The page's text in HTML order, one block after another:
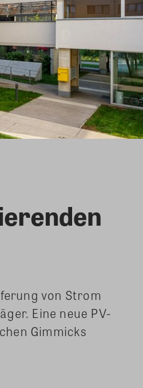
von Strom
Eine neue PV-
Gimmicks